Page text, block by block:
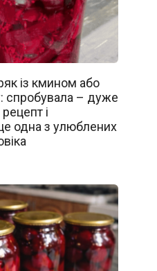
із кмином або
спробувала – дуже
і
одна з улюблених